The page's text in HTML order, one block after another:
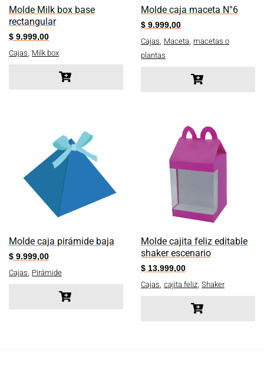
Molde Milk box base
rectangular
$ 9.999,00
Cajas Milk box
Molde caja maceta N°6
$ 9.999,00
Cajas Maceta macetas o
plantas
Molde caja pirámide baja
$ 9.999,00
Cajas Pirámide
Molde cajita feliz editable
shaker escenario
$ 13.999,00
Cajas cajita feliz Shaker